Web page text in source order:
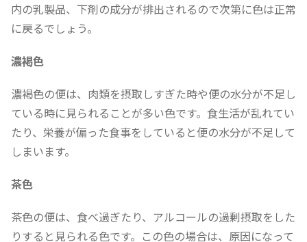
内の乳製品、下剤の成分が排出されるので次第に色は正常
に戻るでしょう。
濃褐色
濃褐色の便は、肉類を摂取しすぎた時や便の水分が不足し
ている時に見られることが多い色です。食生活が乱れてい
たり、栄養が偏った食事をしていると便の水分が不足して
しまいます。
茶色
茶色の便は、食べ過ぎたり、アルコールの過剰摂取をした
りすると見られる色です。この色の場合は、原因になって